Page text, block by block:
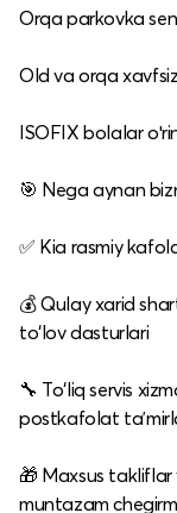
Orqa parkovka
Old va orqa
ISOFIX bolalar
🎯 Nega aynan
✅ Kia rasmiy
💰 Qulay xarid
to‘lov dasturlari
🔧 To‘liq servis
postkafolat
🎁 Maxsus takliflar
muntazam